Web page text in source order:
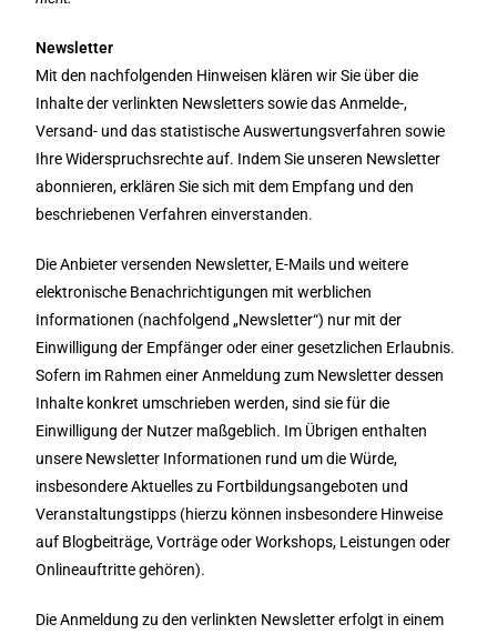
Newsletter
Mit den nachfolgenden Hinweisen klären wir Sie über die
Inhalte der verlinkten Newsletters sowie das Anmelde-,
Versand- und das statistische Auswertungsverfahren sowie
Ihre Widerspruchsrechte auf. Indem Sie unseren Newsletter
abonnieren, erklären Sie sich mit dem Empfang und den
beschriebenen Verfahren einverstanden.
Die Anbieter versenden Newsletter, E-Mails und weitere
elektronische Benachrichtigungen mit werblichen
Informationen (nachfolgend „Newsletter“) nur mit der
Einwilligung der Empfänger oder einer gesetzlichen Erlaubnis.
Sofern im Rahmen einer Anmeldung zum Newsletter dessen
Inhalte konkret umschrieben werden, sind sie für die
Einwilligung der Nutzer maßgeblich. Im Übrigen enthalten
unsere Newsletter Informationen rund um die Würde,
insbesondere Aktuelles zu Fortbildungsangeboten und
Veranstaltungstipps (hierzu können insbesondere Hinweise
auf Blogbeiträge, Vorträge oder Workshops, Leistungen oder
Onlineauftritte gehören).
Die Anmeldung zu den verlinkten Newsletter erfolgt in einem